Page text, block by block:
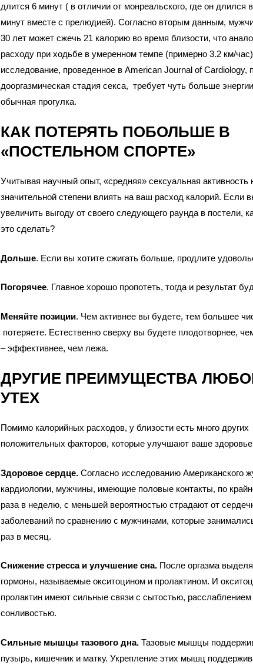
длится 6 минут ( в отличии от монреальского, где он длился
минут вместе с прелюдией). Согласно вторым данным,
30 лет может сжечь 21 калорию во время близости, что
расходу при ходьбе в умеренном темпе (примерно 3.2 км/
исследование, проведенное в American Journal of Cardiology,
дооргазмическая стадия секса, требует чуть больше
обычная прогулка.
КАК ПОТЕРЯТЬ ПОБОЛЬШЕ В
«ПОСТЕЛЬНОМ СПОРТЕ»
Учитывая научный опыт, «средняя» сексуальная активность
значительной степени влиять на ваш расход калорий. Если
увеличить выгоду от своего следующего раунда в постели,
это сделать?
Дольше. Если вы хотите сжигать больше, продлите
Погорячее. Главное хорошо пропотеть, тогда и результат
Меняйте позиции. Чем активнее вы будете, тем большее
потеряете. Естественно сверху вы будете плодотворнее,
– эффективнее, чем лежа.
ДРУГИЕ ПРЕИМУЩЕСТВА
УТЕХ
Помимо калорийных расходов, у близости есть много других
положительных факторов, которые улучшают ваше
Здоровое сердце.Согласно исследованию Американского
кардиологии, мужчины, имеющие половые контакты, по
раза в неделю, с меньшей вероятностью страдают от
заболеваний по сравнению с мужчинами, которые
раз в месяц.
Снижение стресса и улучшение сна.После оргазма
гормоны, называемые окситоцином и пролактином. И
пролактин имеют сильные связи с сытостью, расслаблением
сонливостью.
Сильные мышцы тазового дна.Тазовые мышцы
пузырь, кишечник и матку. Укрепление этих мышц